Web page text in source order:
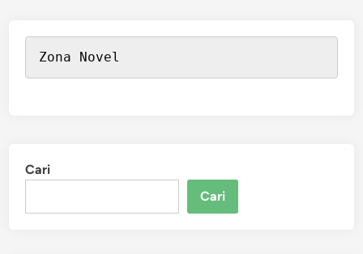
Zona Novel
Cari
Cari